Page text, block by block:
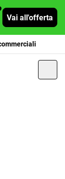
Vai all'offerta